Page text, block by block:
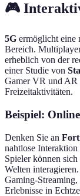
🎮
5G ermöglicht eine
Bereich.
erheblich von der
einer Studie von
Gamer VR und AR
Freizeitaktivitäten.
Beispiel:
Denken Sie an
nahtlose
Spieler können
Welten
Gaming-
Erlebnisse in